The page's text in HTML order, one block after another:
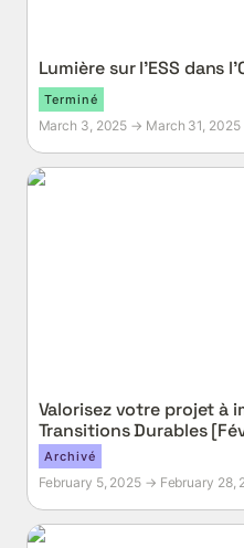
Lumière sur l’ESS dans
Terminé
March 3, 2025 → March 31, 2025
Valorisez votre projet à
Valorisez votre projet à
Transitions Durables
Archivé
February 5, 2025 → February 28,
Valorisez votre projet à